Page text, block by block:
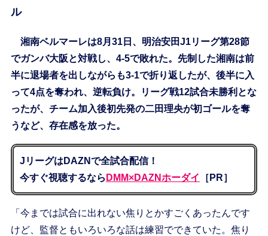
ル
湘南ベルマーレは8月31日、明治安田J1リーグ第28節
でガンバ大阪と対戦し、4-5で敗れた。先制した湘南は前
半に退場者を出しながらも3-1で折り返したが、後半に入
って4点を奪われ、逆転負け。リーグ戦12試合未勝利とな
ったが、チーム加入後初先発の二田理央が初ゴールを奪
うなど、存在感を放った。
JリーグはDAZNで全試合配信！
今すぐ視聴するなら DMM×DAZNホーダイ ［PR］
「今までは試合に出れない焦りとかすごくあったんです
けど、監督ともいろいろな話は練習でできていた。焦り